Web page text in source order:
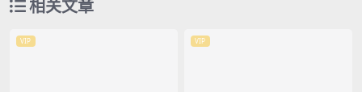
相关文章
VIP VIP